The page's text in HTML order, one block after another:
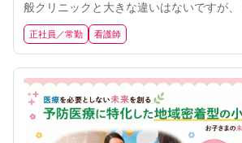
般クリニックと大きな違いはないですが
ト」で行動できる方を歓迎します！ 年2回
ィブで頑張りや実績に合わせて評価する制
ム」を使用。 →患者様の利便性向上はも
ッ
正社員／常勤 看護師